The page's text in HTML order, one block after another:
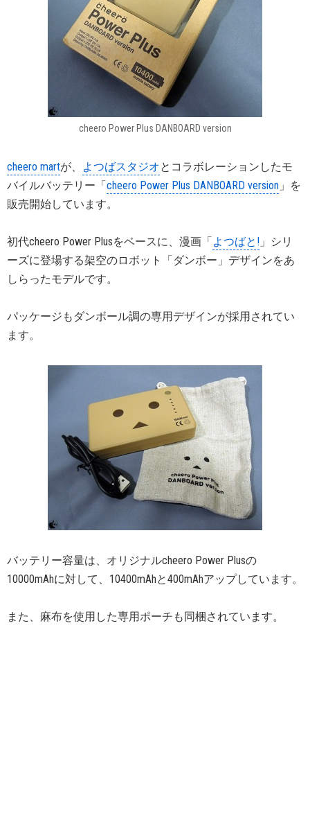
cheero Power Plus DANBOARD version
cheero martが、 よつばスタジオとコラボレーションしたモ
バイルバッテリー「cheero Power Plus DANBOARD version 」を
販売開始しています。
初代cheero Power Plusをベースに、漫画「よつばと! 」シリ
ーズに登場する架空のロボット「ダンボー」デザインをあ
しらったモデルです。
パッケージもダンボール調の専用デザインが採用されてい
ます。
バッテリー容量は、オリジナルcheero Power Plusの
10000mAhに対して、10400mAhと400mAhアップしています。
また、麻布を使用した専用ポーチも同梱されています。